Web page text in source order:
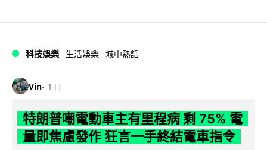
科技娛樂 生活娛樂 城中熱話
Vin 1 日
特朗普嘲電動車主有里程病 剩 75% 電
量即焦慮發作 狂言一手終結電車指令